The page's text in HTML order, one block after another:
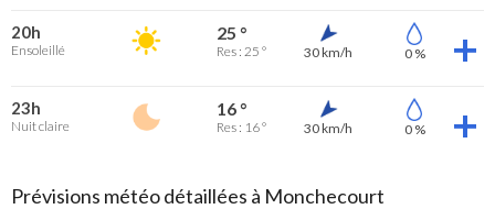
20h
Ensoleillé
25 °
Res : 25 ° 30 km/h 0 %
23h
Nuit claire
16 °
Res : 16 ° 30 km/h 0 %
Prévisions météo détaillées à Monchecourt